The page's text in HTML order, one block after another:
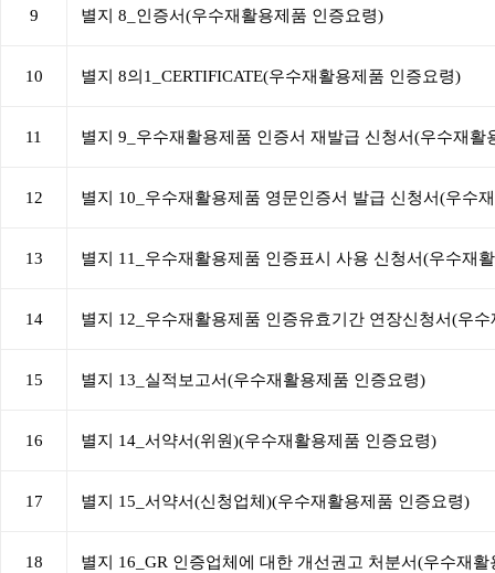
9 별지 8_인증서(우수재활용제품 인증요령)
10 별지 8의1_CERTIFICATE(우수재활용제품 인증요령)
11 별지 9_우수재활용제품 인증서 재발급 신청서(우수재활
12 별지 10_우수재활용제품 영문인증서 발급 신청서(우수
13 별지 11_우수재활용제품 인증표시 사용 신청서(우수재
14 별지 12_우수재활용제품 인증유효기간 연장신청서(우
15 별지 13_실적보고서(우수재활용제품 인증요령)
16 별지 14_서약서(위원)(우수재활용제품 인증요령)
17 별지 15_서약서(신청업체)(우수재활용제품 인증요령)
18 별지 16_GR 인증업체에 대한 개선권고 처분서(우수재